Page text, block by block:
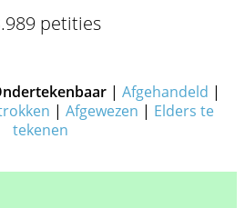
petities
|Afgehandeld |
| Afgewezen | Elders te
tekenen